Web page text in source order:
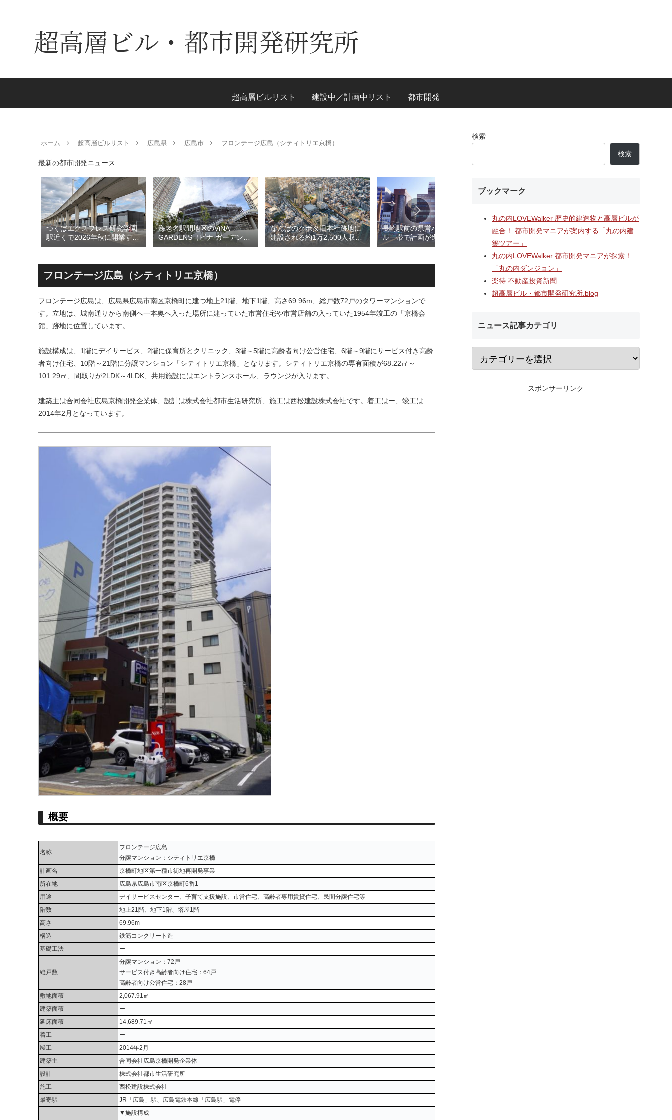
超高層ビル・都市開発研究所
超高層ビルリスト 建設中／計画中リスト 都市開発
ホーム 超高層ビルリスト 広島県 広島市 フロンテージ広島（シティトリエ京橋）
最新の都市開発ニュース
つくばエクスプレス研究学園
駅近くで2026年秋に開業する
高架下商業施設「寿横
跡地の開発計画や商業ビル建
設進行などにより駅前商業地
が形成へ！！
海老名駅間地区のViNA
GARDENS（ビナ ガーデン
ズ）で建設中の「（仮称）フ
テル温浴棟」2026年夏時点建
設状況！！天然温泉のほか子
育て・ペット関連の複合施設
なんばのクボタ旧本社跡地に
建設される約1万2,500人収容
の多目的アリーナ「（仮称）
区名称は「Kubota field（クボ
長崎駅前の県営バスターミナ
ル一帯で計画が進む「大黒町
地区第一種市街地再開発事
としたホテル・商業・オフィ
2階中央改札口やホームドア
線海老名駅改良工事」！！駅
機能強化で神奈川県央の交通
拠点が進化！！
村岡・深沢地区エリ
倉梶原」！！2026
フロンテージ広島（シティトリエ京橋）
フロンテージ広島は、広島県広島市南区京橋町に建つ地上21階、地下1階、高さ69.96m、総戸数72戸のタワーマンションで
す。立地は、城南通りから南側へ一本奥へ入った場所に建っていた市営住宅や市営店舗の入っていた1954年竣工の「京橋会
館」跡地に位置しています。
施設構成は、1階にデイサービス、2階に保育所とクリニック、3階～5階に高齢者向け公営住宅、6階～9階にサービス付き高齢
者向け住宅、10階～21階に分譲マンション「シティトリエ京橋」となります。シティトリエ京橋の専有面積が68.22㎡～
101.29㎡、間取りが2LDK～4LDK、共用施設にはエントランスホール、ラウンジが入ります。
建築主は合同会社広島京橋開発企業体、設計は株式会社都市生活研究所、施工は西松建設株式会社です。着工はー、竣工は
2014年2月となっています。
概要
名称
フロンテージ広島
分譲マンション：シティトリエ京橋
計画名
京橋町地区第一種市街地再開発事業
所在地
広島県広島市南区京橋町6番1
用途
デイサービスセンター、子育て支援施設、市営住宅、高齢者専用賃貸住宅、民間分譲住宅等
階数
地上21階、地下1階、塔屋1階
高さ
69.96m
構造
鉄筋コンクリート造
基礎工法
ー
総戸数
分譲マンション：72戸
サービス付き高齢者向け住宅：64戸
高齢者向け公営住宅：28戸
敷地面積
2,067.91㎡
建築面積
ー
延床面積
14,689.71㎡
着工
ー
竣工
2014年2月
建築主
合同会社広島京橋開発企業体
設計
株式会社都市生活研究所
施工
西松建設株式会社
最寄駅
JR「広島」駅、広島電鉄本線「広島駅」電停
▼施設構成
検索
検索
ブックマーク
丸の内LOVEWalker 歴史的建造物と高層ビルが
融合！ 都市開発マニアが案内する「丸の内建
築ツアー」
丸の内LOVEWalker 都市開発マニアが探索！
「丸の内ダンジョン」
楽待 不動産投資新聞
超高層ビル・都市開発研究所.blog
ニュース記事カテゴリ
スポンサーリンク